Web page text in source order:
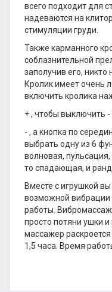
всего подходит для
надеваются на
стимуляции груди.
Также карманного
соблазнительной
заполучив его, никто
Кролик имеет очень
включить кролика
+ , чтобы выключить
- , а кнопка по
выбрать одну из 6
волновая,
то спадающая, и
Вместе с игрушкой
возможной
работы.
просто потяни ушки
массажер
1,5 часа. Время